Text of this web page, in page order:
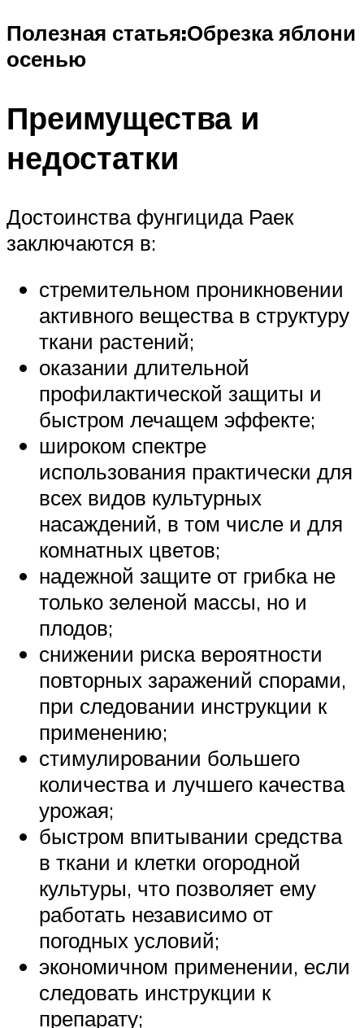
Полезная статья:Обрезка яблони
осенью
Преимущества и
недостатки
Достоинства фунгицида Раек
заключаются в:
стремительном проникновении
активного вещества в структуру
ткани растений;
оказании длительной
профилактической защиты и
быстром лечащем эффекте;
широком спектре
использования практически для
всех видов культурных
насаждений, в том числе и для
комнатных цветов;
надежной защите от грибка не
только зеленой массы, но и
плодов;
снижении риска вероятности
повторных заражений спорами,
при следовании инструкции к
применению;
стимулировании большего
количества и лучшего качества
урожая;
быстром впитывании средства
в ткани и клетки огородной
культуры, что позволяет ему
работать независимо от
погодных условий;
экономичном применении, если
следовать инструкции к
препарату;